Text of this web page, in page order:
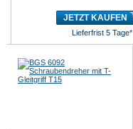
JETZT KAUFEN
Lieferfrist 5 Tage*